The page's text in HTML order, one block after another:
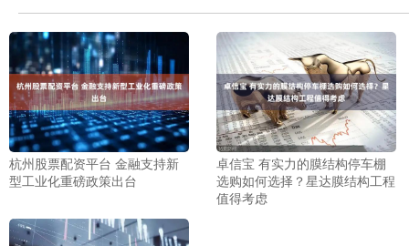
杭州股票配资平台 金融支持新
型工业化重磅政策出台
卓信宝 有实力的膜结构停车棚
选购如何选择？星达膜结构工程
值得考虑